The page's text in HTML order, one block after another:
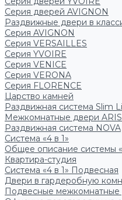
Серия дверей AVIGNON
Раздвижные двери в
Серия AVIGNON
Серия VERSAILLES
Серия YVOIRE
Серия VENICE
Серия VERONA
Серия FLORENCE
Царство камней
Раздвижная система Slim
Межкомнатные двери
Раздвижная система NOVA
Система «4 в 1»
Общее описание системы
Квартира-студия
Система «4 в 1» Подвесная
Двери в гардеробную
Подвесные межкомнатные